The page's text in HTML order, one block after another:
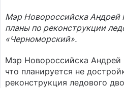
Мэр Новороссийска Андрей
планы по реконструкции
«Черноморский».
Мэр Новороссийска Андрей
что планируется не
реконструкция ледового